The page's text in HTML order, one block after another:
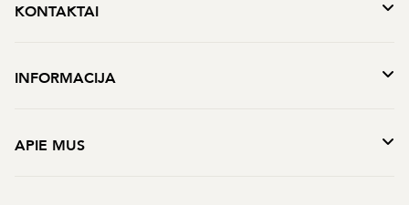
KONTAKTAI
INFORMACIJA
APIE MUS